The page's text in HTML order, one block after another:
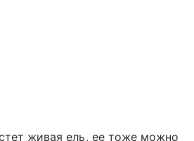
живая ель, ее тоже можно